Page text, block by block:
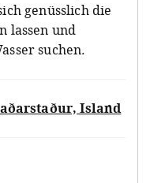
genüsslich die
lassen und
suchen.
Island